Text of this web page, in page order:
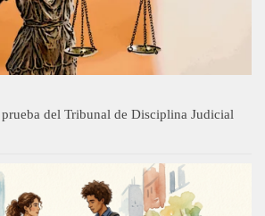
del Tribunal de Disciplina Judicial